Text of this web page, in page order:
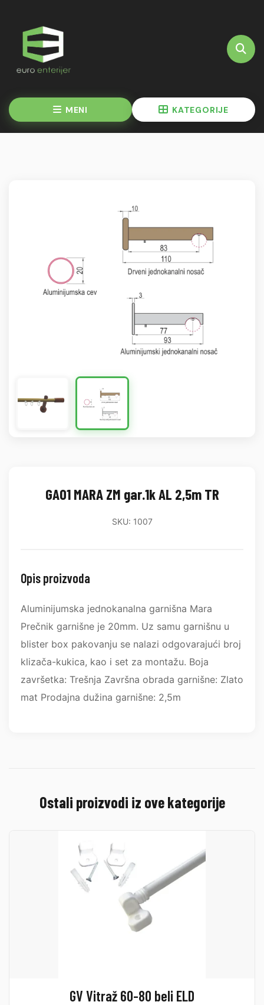
MENI KATEGORIJE
GA01 MARA ZM gar.1k AL 2,5m TR
SKU: 1007
Opis proizvoda
Aluminijumska jednokanalna garnišna Mara
Prečnik garnišne je 20mm. Uz samu garnišnu u
blister box pakovanju se nalazi odgovarajući broj
klizača-kukica, kao i set za montažu. Boja
završetka: Trešnja Završna obrada garnišne: Zlato
mat Prodajna dužina garnišne: 2,5m
Ostali proizvodi iz ove kategorije
GV Vitraž 60-80 beli ELD